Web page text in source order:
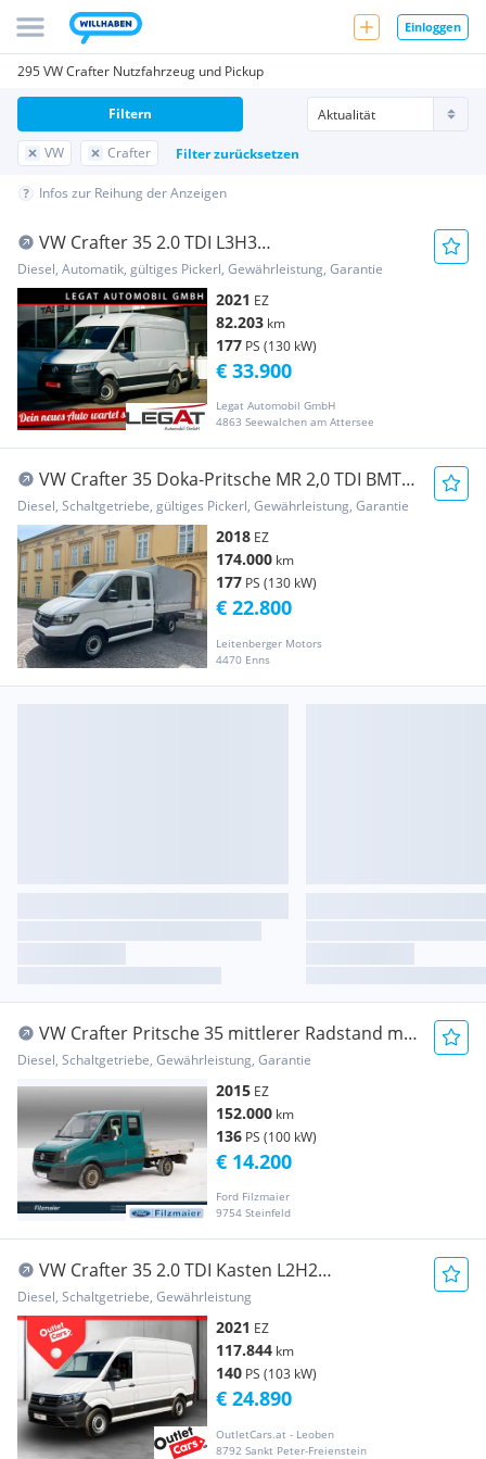
Einloggen
295 VW Crafter Nutzfahrzeug und Pickup
VW Crafter Filter zurücksetzen
Filtern
Infos zur Reihung der Anzeigen
VW Crafter 35 2.0 TDI L3H3
*MWST*LED*KAMERA*NAVI* Transporter /
Kastenwagen
Diesel, Automatik, gültiges Pickerl, Gewährleistung, Garantie
2021 EZ
82.203 km
177 PS (130 kW)
Legat Automobil GmbH
4863 Seewalchen am Attersee
€ 33.900
VW Crafter 35 Doka-Pritsche MR 2,0 TDI BMT
Pritsche
Diesel, Schaltgetriebe, gültiges Pickerl, Gewährleistung, Garantie
2018 EZ
174.000 km
177 PS (130 kW)
Leitenberger Motors
4470 Enns
€ 22.800
VW Crafter Pritsche 35 mittlerer Radstand mit
Dopp... Transporter / Kastenwagen
Diesel, Schaltgetriebe, Gewährleistung, Garantie
2015 EZ
152.000 km
136 PS (100 kW)
Ford Filzmaier
9754 Steinfeld
€ 14.200
VW Crafter 35 2.0 TDI Kasten L2H2
RADAR+RFK+NAVI+SH Transporter /
Kastenwagen
Diesel, Schaltgetriebe, Gewährleistung
2021 EZ
117.844 km
140 PS (103 kW)
OutletCars.at - Leoben
8792 Sankt Peter-Freienstein
€ 24.890